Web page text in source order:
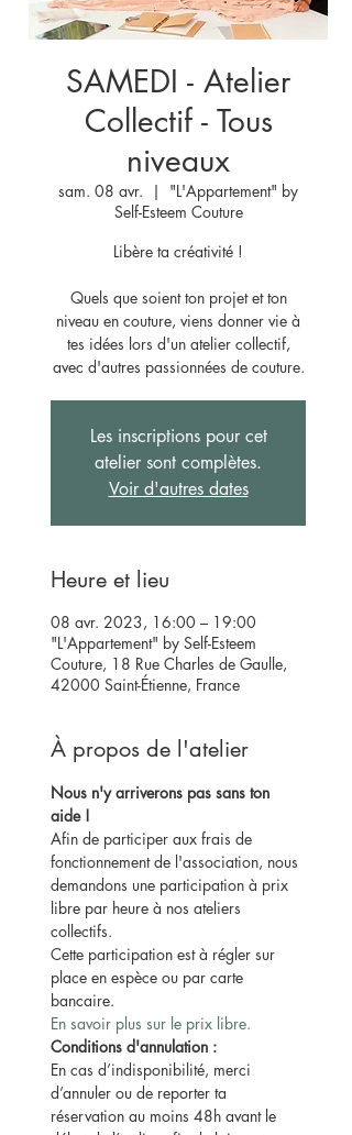
SAMEDI - Atelier
Collectif - Tous
niveaux
sam. 08 avr.
  |
"L'Appartement" by
Self-Esteem Couture
Libère ta créativité !
Quels que soient ton projet et ton
niveau en couture, viens donner vie à
tes idées lors d'un atelier collectif,
avec d'autres passionnées de couture.
Les inscriptions pour cet
atelier sont complètes.
Voir d'autres dates
Heure et lieu
08 avr. 2023, 16:00 – 19:00
"L'Appartement" by Self-Esteem
Couture, 18 Rue Charles de Gaulle,
42000 Saint-Étienne, France
À propos de l'atelier
Nous n'y arriverons pas sans ton
aide !
Afin de participer aux frais de
fonctionnement de l'association, nous
demandons une participation à prix
libre par heure à nos ateliers
collectifs.
Cette participation est à régler sur
place en espèce ou par carte
bancaire.
En savoir plus sur le prix libre.
Conditions d'annulation :
En cas d’indisponibilité, merci
d’annuler ou de reporter ta
réservation au moins 48h avant le